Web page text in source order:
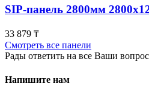
SIP-панель 2800мм
33 879 ₸
Смотреть все панели
Рады ответить на все Ваши
Напишите нам